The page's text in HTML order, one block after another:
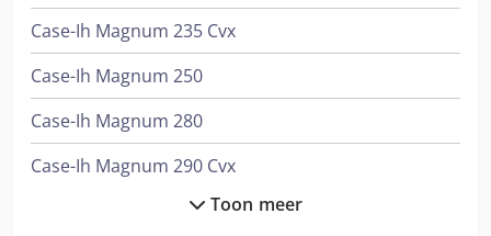
Case-Ih Magnum 235 Cvx
Case-Ih Magnum 250
Case-Ih Magnum 280
Case-Ih Magnum 290 Cvx
Case-Ih Magnum 310 Toon meer